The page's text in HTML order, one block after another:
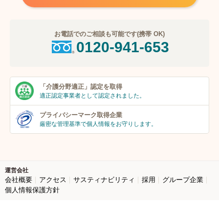
お電話でのご相談も可能です(携帯 OK)
0120-941-653
「介護分野適正」 認定を取得
適正認定事業者として認定されました。
プライバシーマーク取得企業
厳密な管理基準で個人情報をお守りします。
運営会社
会社概要 アクセス サスティナビリティ 採用
グループ企業
個人情報保護方針